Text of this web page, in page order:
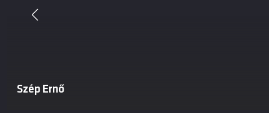
Szép Ernő